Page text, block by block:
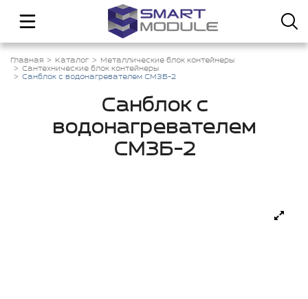
Главная Каталог
Металлические блок контейнеры
Сантехнические блок контейнеры
Санблок с водонагревателем СМЗБ-2
Санблок с
водонагревателем
СМЗБ-2